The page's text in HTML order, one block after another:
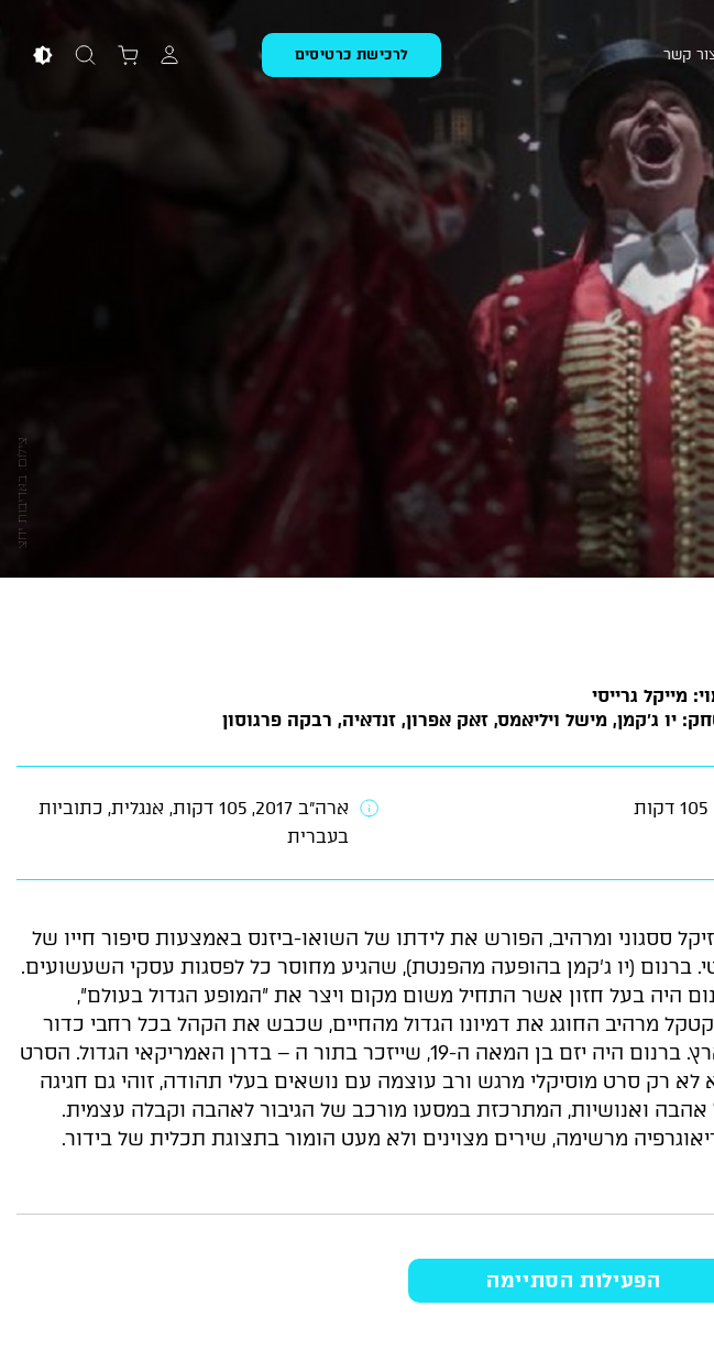
קשר לרכישת כרטיסים
צילום: באדיבות יחצ
מייקל גרייסי
יו ג'קמן, מישל ויליאמס, זאק אפרון, זנדאיה, רבקה פרגוסון
105 דקות
ארה"ב 2017, 105 דקות, אנגלית, כתוביות
בעברית
ססגוני ומרהיב, הפורש את לידתו של השואו-ביזנס באמצעות סיפור חייו של
ברנום (יו ג’קמן בהופעה מהפנטת), שהגיע מחוסר כל לפסגות עסקי השעשועים.
היה בעל חזון אשר התחיל משום מקום ויצר את "המופע הגדול בעולם",
מרהיב החוגג את דמיונו הגדול מהחיים, שכבש את הקהל בכל רחבי כדור
הארץ. ברנום היה יזם בן המאה ה-19, שייזכר בתור ה – בדרן האמריקאי הגדול. הסרט
לא רק סרט מוסיקלי מרגש ורב עוצמה עם נושאים בעלי תהודה, זוהי גם חגיגה
ואנושיות, המתרכזת במסעו מורכב של הגיבור לאהבה וקבלה עצמית.
מרשימה, שירים מצוינים ולא מעט הומור בתצוגת תכלית של בידור.
הפעילות הסתיימה